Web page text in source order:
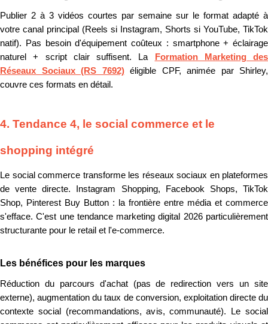
Publier 2 à 3 vidéos courtes par semaine sur le format adapté à
votre canal principal (Reels si Instagram, Shorts si YouTube, TikTok
natif). Pas besoin d'équipement coûteux : smartphone + éclairage
naturel + script clair suffisent. La
Formation Marketing des
Réseaux Sociaux (RS 7692)éligible CPF, animée par Shirley,
couvre ces formats en détail.
4. Tendance 4, le social commerce et le
shopping intégré
Le social commerce transforme les réseaux sociaux en plateformes
de vente directe. Instagram Shopping, Facebook Shops, TikTok
Shop, Pinterest Buy Button : la frontière entre média et commerce
s'efface. C'est une tendance marketing digital 2026 particulièrement
structurante pour le retail et l'e-commerce.
Les bénéfices pour les marques
Réduction du parcours d'achat (pas de redirection vers un site
externe), augmentation du taux de conversion, exploitation directe du
contexte social (recommandations, avis, communauté). Le social